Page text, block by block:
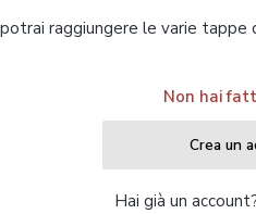
raggiungere le varie
Non hai
Crea un
Hai già un